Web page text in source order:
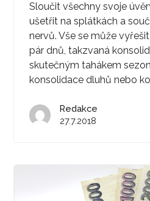
Sloučit všechny svoje
ušetřit na splátkách a
nervů. Vše se může
pár dnů, takzvaná
skutečným tahákem
konsolidace dluhů nebo
Redakce
27.7.2018